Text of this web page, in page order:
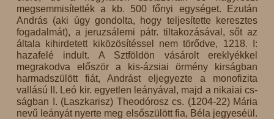
megsemmisítették a kb. 500 főnyi egységet. Ezután
András (aki úgy gondolta, hogy teljesítette keresztes
fogadalmát), a jeruzsálemi pátr. tiltakozásával, sőt az
általa kihirdetett kiközösítéssel nem törődve, 1218. I:
hazafelé indult. A Sztföldön vásárolt ereklyékkel
megrakodva először a kis-ázsiai örmény kirságban
harmadszülött fiát, Andrást eljegyezte a monofizita
vallású II. Leó kir. egyetlen leányával, majd a nikaiai cs-
ságban I. (Laszkarisz) Theodórosz cs. (1204-22) Mária
nevű leányát nyerte meg elsőszülött fia, Béla jegyeséül.